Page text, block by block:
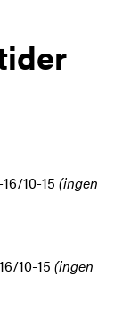
10-15 (ingen
10-15 (ingen